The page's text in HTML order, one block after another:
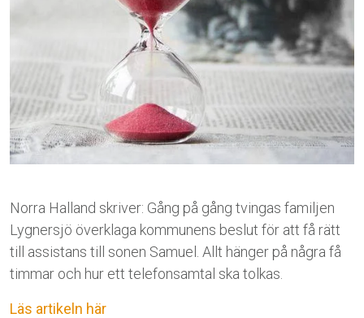
Norra Halland skriver: Gång på gång tvingas familjen
Lygnersjö överklaga kommunens beslut för att få rätt
till assistans till sonen Samuel. Allt hänger på några få
timmar och hur ett telefonsamtal ska tolkas.
Läs artikeln här